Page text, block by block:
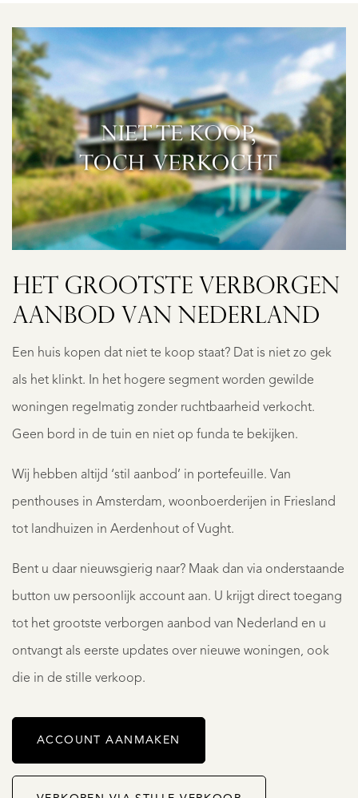
HET GROOTSTE VERBORGEN
AANBOD VAN NEDERLAND
Een huis kopen dat niet te koop staat? Dat is niet zo gek
als het klinkt. In het hogere segment worden gewilde
woningen regelmatig zonder ruchtbaarheid verkocht.
Geen bord in de tuin en niet op funda te bekijken.
Wij hebben altijd ‘stil aanbod’ in portefeuille. Van
penthouses in Amsterdam, woonboerderijen in Friesland
tot landhuizen in Aerdenhout of Vught.
Bent u daar nieuwsgierig naar? Maak dan via onderstaande
button uw persoonlijk account aan. U krijgt direct toegang
tot het grootste verborgen aanbod van Nederland en u
ontvangt als eerste updates over nieuwe woningen, ook
die in de stille verkoop.
ACCOUNT AANMAKEN